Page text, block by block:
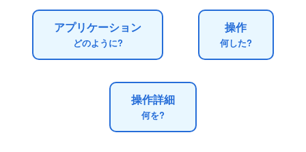
アプリケーション
どのように?
操作
何した?
操作詳細
何を?